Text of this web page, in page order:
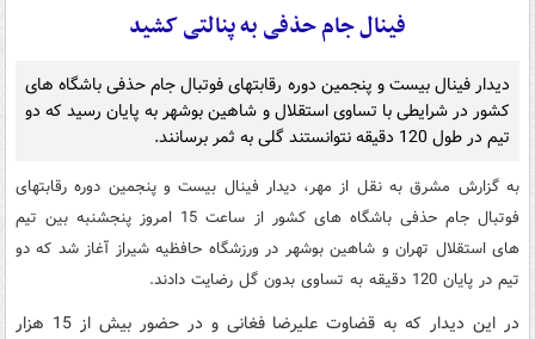
فینال جام حذفی به پنالتی کشید
دیدار فینال بیست و پنجمین دوره رقابتهای فوتبال جام حذفی باشگاه های
کشور در شرایطی با تساوی استقلال و شاهین بوشهر به پایان رسید که دو
تیم در طول 120 دقیقه نتوانستند گلی به ثمر برسانند.
به گزارش مشرق به نقل از مهر، دیدار فینال بیست و پنجمین دوره رقابتهای
فوتبال جام حذفی باشگاه های کشور از ساعت 15 امروز پنجشنبه بین تیم
های استقلال تهران و شاهین بوشهر در ورزشگاه حافظیه شیراز آغاز شد که دو
تیم در پایان 120 دقیقه به تساوی بدون گل رضایت دادند.
در این دیدار که به قضاوت علیرضا فغانی و در حضور بیش از 15 هزار